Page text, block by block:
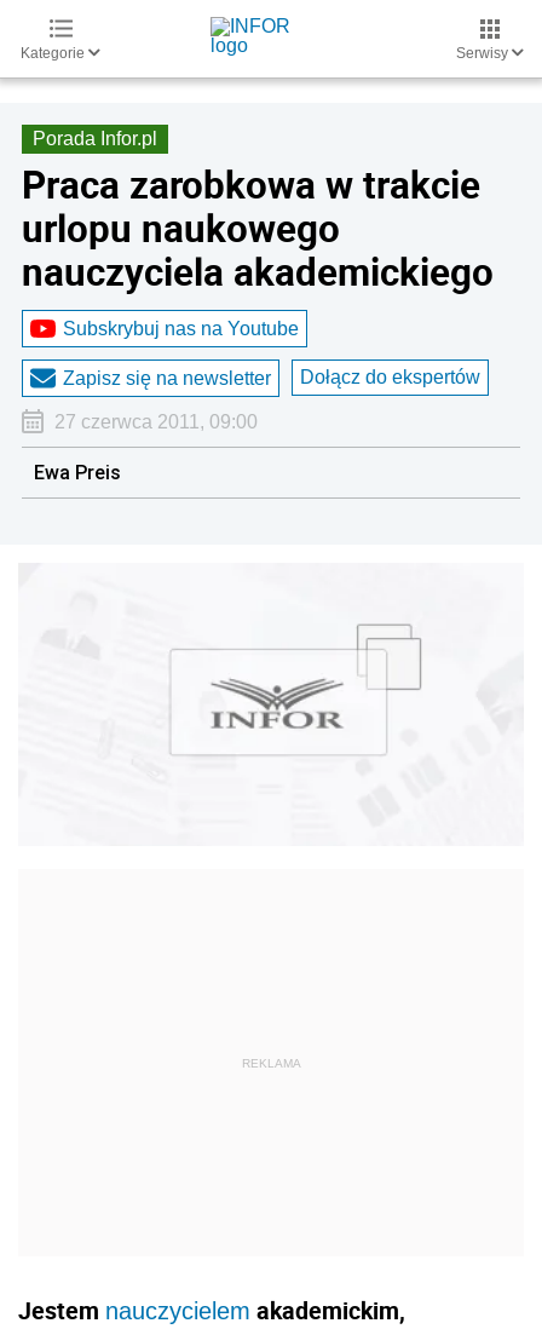
Kategorie Serwisy
Porada Infor.pl
Praca zarobkowa w trakcie
urlopu naukowego
nauczyciela akademickiego
Subskrybuj nas na Youtube
Zapisz się na newsletter Dołącz do ekspertów
27 czerwca 2011, 09:00
Ewa Preis
Jestem nauczycielem akademickim,